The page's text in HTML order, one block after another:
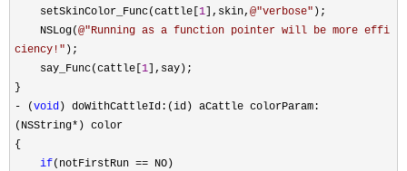
setSkinColor_Func(cattle[ 1 ],skin, @"verbose" );
NSLog(@"Running as a function pointer will be more effi
ciency! " );
say_Func(cattle[ 1 ],say);
}
- (void ) doWithCattleId:(id) aCattle colorParam:
(NSString* ) color
{
if(notFirstRun == NO)